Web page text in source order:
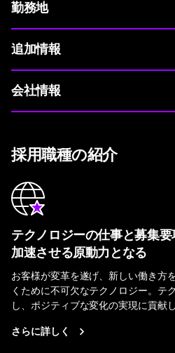
勤務地
追加情報
会社情報
採用職種の紹介
テクノロジーの仕事と募集
加速させる原動力となる
お客様が変革を遂げ、新しい働き方
くために不可欠なテクノロジー。テ
し、ポジティブな変化の実現に貢献
さらに詳しく